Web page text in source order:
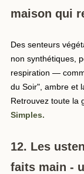
maison qui
Des senteurs
non synthétiques,
respiration —
du Soir", ambre et
Retrouvez toute la
Simples.
12. Les
faits main -